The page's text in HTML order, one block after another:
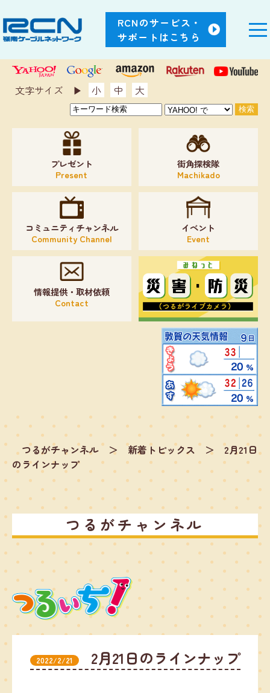
RCNのサービス・
サポートはこちら
文字サイズ ▶︎ 小 中 大
プレゼント
Present
街角探検隊
Machikado
コミュニティチャンネル
Community Channel
イベント
Event
情報提供・取材依頼
Contact
つるがチャンネル ＞ 新着トピックス ＞
2月21日
のラインナップ
つるがチャンネル
2022/2/21 2月21日のラインナップ